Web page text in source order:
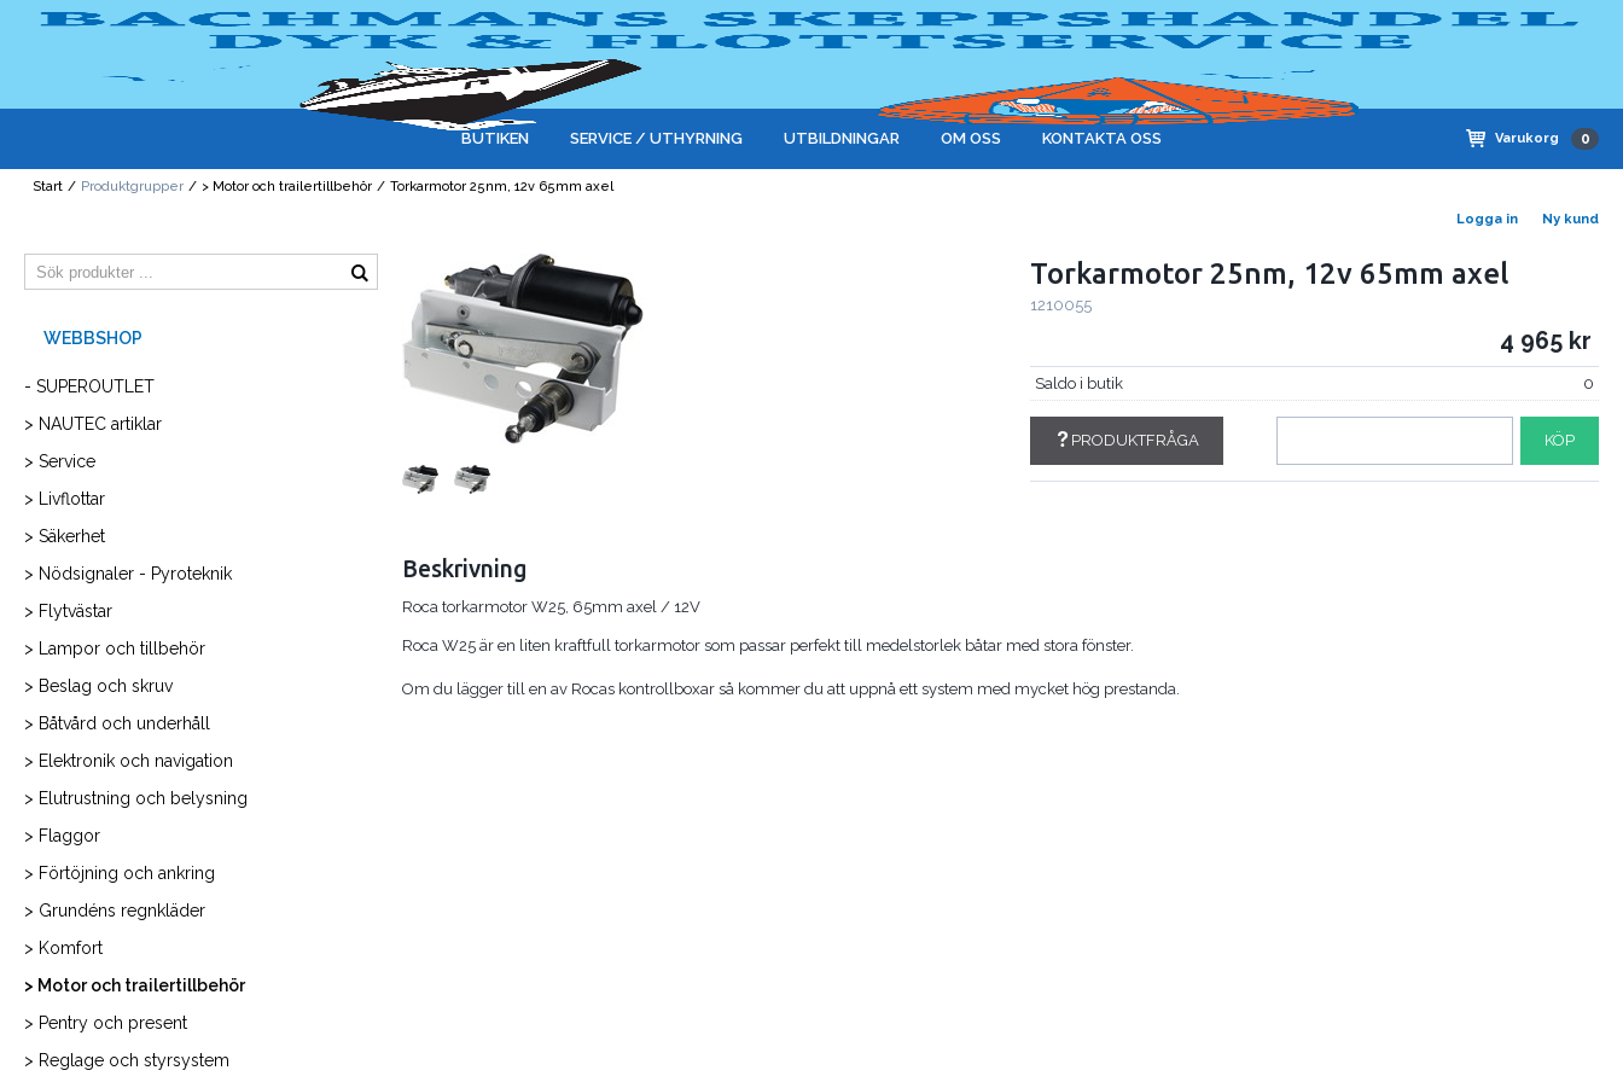
Logga in Ny kund
Varukorg 0
BUTIKEN SERVICE / UTHYRNING UTBILDNINGAR OM OSS KONTAKTA OSS
Start / Produktgrupper / > Motor och trailertillbehör / Torkarmotor 25nm, 12v 65mm axel
- SUPEROUTLET
> NAUTEC artiklar
> Service
> Livflottar
> Säkerhet
> Nödsignaler - Pyroteknik
> Flytvästar
> Lampor och tillbehör
> Beslag och skruv
> Båtvård och underhåll
> Elektronik och navigation
> Elutrustning och belysning
> Flaggor
> Förtöjning och ankring
> Grundéns regnkläder
> Komfort
> Motor och trailertillbehör
> Pentry och present
> Reglage och styrsystem
Torkarmotor 25nm, 12v 65mm axel
1210055
4 965
Saldo i butik 0
PRODUKTFRÅGA KÖP
Beskrivning
Roca torkarmotor W25, 65mm axel / 12V
Roca W25 är en liten kraftfull torkarmotor som passar perfekt till medelstorlek båtar med stora fönster.
Om du lägger till en av Rocas kontrollboxar så kommer du att uppnå ett system med mycket hög prestanda.